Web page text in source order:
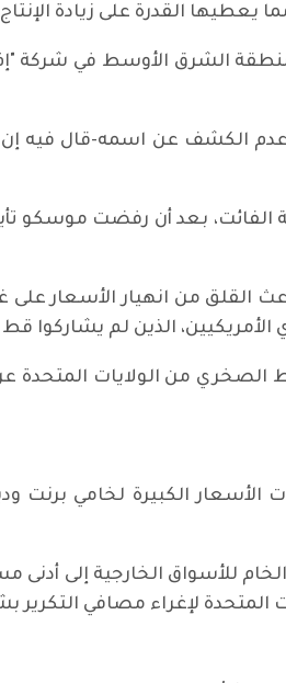
الكشف عن اسمه-قال فيه إن
الفائت، بعد أن رفضت
الذين لم يشاركوا قط
الصخري من الولايات
الأسعار الكبيرة لخامي
للأسواق الخارجية إلى أدنى
لإغراء مصافي التكرير